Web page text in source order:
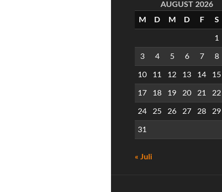
AUGUST 2026
M
D M D F S
1
3 4 5 6 7 8
10 11 12 13 14 15
17 18 19 20 21 22
24 25 26 27 28 29
31
« Juli